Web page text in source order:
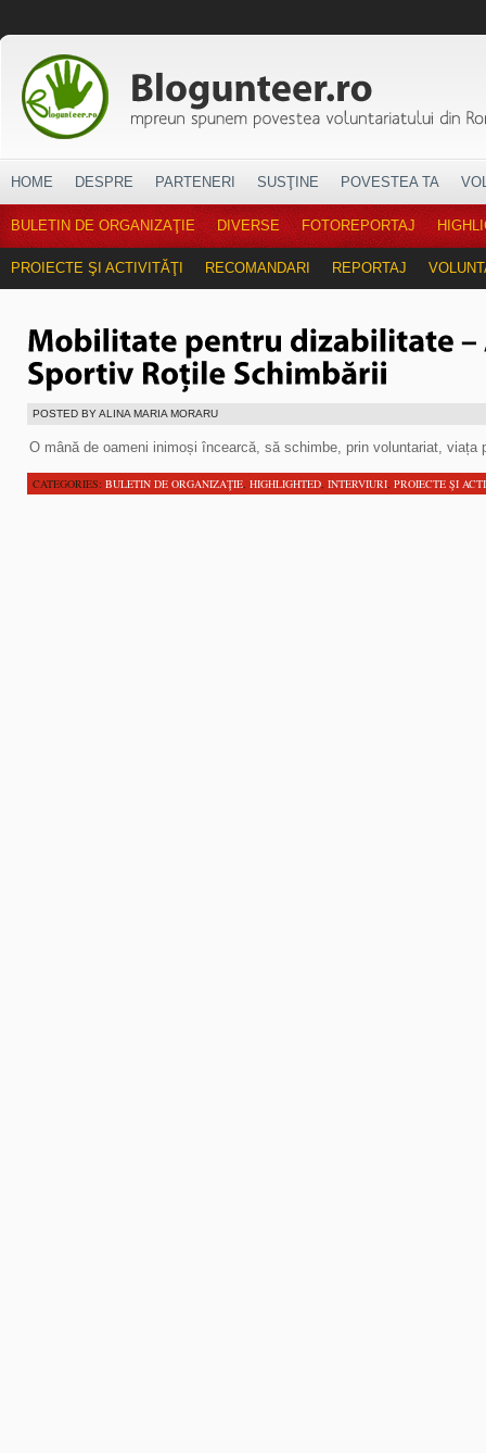
HOME DESPRE PARTENERI SUSŢINE POVESTEA TA
BULETIN DE ORGANIZAŢIE DIVERSE FOTOREPORTAJ
PROIECTE ŞI ACTIVITĂŢI RECOMANDARI REPORTAJ
POSTED BY ALINA MARIA MORARU
O mână de oameni inimoși încearcă, să schimbe, prin voluntariat, viața
CATEGORIES: BULETIN DE ORGANIZAŢIE, HIGHLIGHTED, INTERVIURI, PROIECTE ŞI